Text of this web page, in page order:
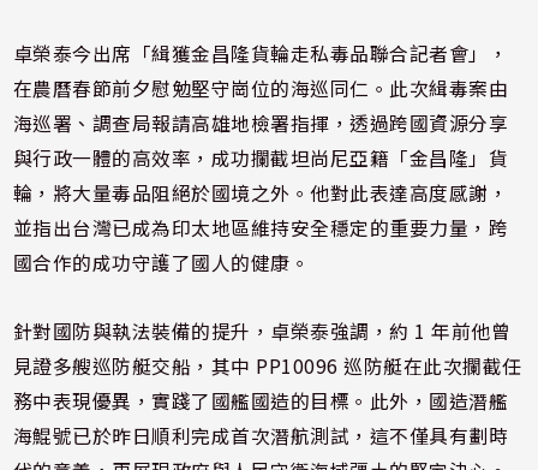
卓榮泰今出席「緝獲金昌隆貨輪走私毒品聯合記者會」，
在農曆春節前夕慰勉堅守崗位的海巡同仁。此次緝毒案由
海巡署、調查局報請高雄地檢署指揮，透過跨國資源分享
與行政一體的高效率，成功攔截坦尚尼亞籍「金昌隆」貨
輪，將大量毒品阻絕於國境之外。他對此表達高度感謝，
並指出台灣已成為印太地區維持安全穩定的重要力量，跨
國合作的成功守護了國人的健康。
針對國防與執法裝備的提升，卓榮泰強調，約 1 年前他曾
見證多艘巡防艇交船，其中 PP10096 巡防艇在此次攔截任
務中表現優異，實踐了國艦國造的目標。此外，國造潛艦
海鯤號已於昨日順利完成首次潛航測試，這不僅具有劃時